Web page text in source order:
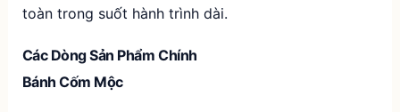
toàn trong suốt hành trình dài.
Các Dòng Sản Phẩm Chính
Bánh Cốm Mộc